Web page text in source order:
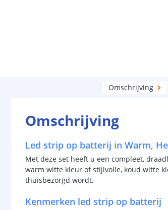
Omschrijving
Omschrijving
Led strip op batterij in Warm,
Met deze set heeft u een compleet,
warm witte kleur of stijlvolle, koud witte
thuisbezorgd wordt.
Kenmerken led strip op batterij